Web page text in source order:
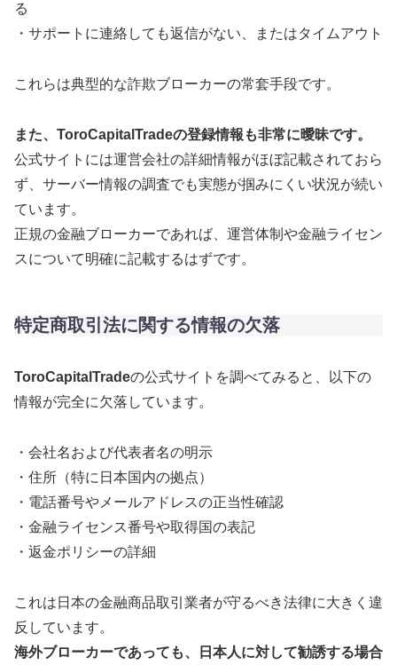
る
・サポートに連絡しても返信がない、またはタイムアウト
これらは典型的な詐欺ブローカーの常套手段です。
また、ToroCapitalTradeの登録情報も非常に曖昧です。
公式サイトには運営会社の詳細情報がほぼ記載されておら
ず、サーバー情報の調査でも実態が掴みにくい状況が続い
ています。
正規の金融ブローカーであれば、運営体制や金融ライセン
スについて明確に記載するはずです。
特定商取引法に関する情報の欠落
ToroCapitalTradeの公式サイトを調べてみると、以下の
情報が完全に欠落しています。
・会社名および代表者名の明示
・住所（特に日本国内の拠点）
・電話番号やメールアドレスの正当性確認
・金融ライセンス番号や取得国の表記
・返金ポリシーの詳細
これは日本の金融商品取引業者が守るべき法律に大きく違
反しています。
海外ブローカーであっても、日本人に対して勧誘する場合